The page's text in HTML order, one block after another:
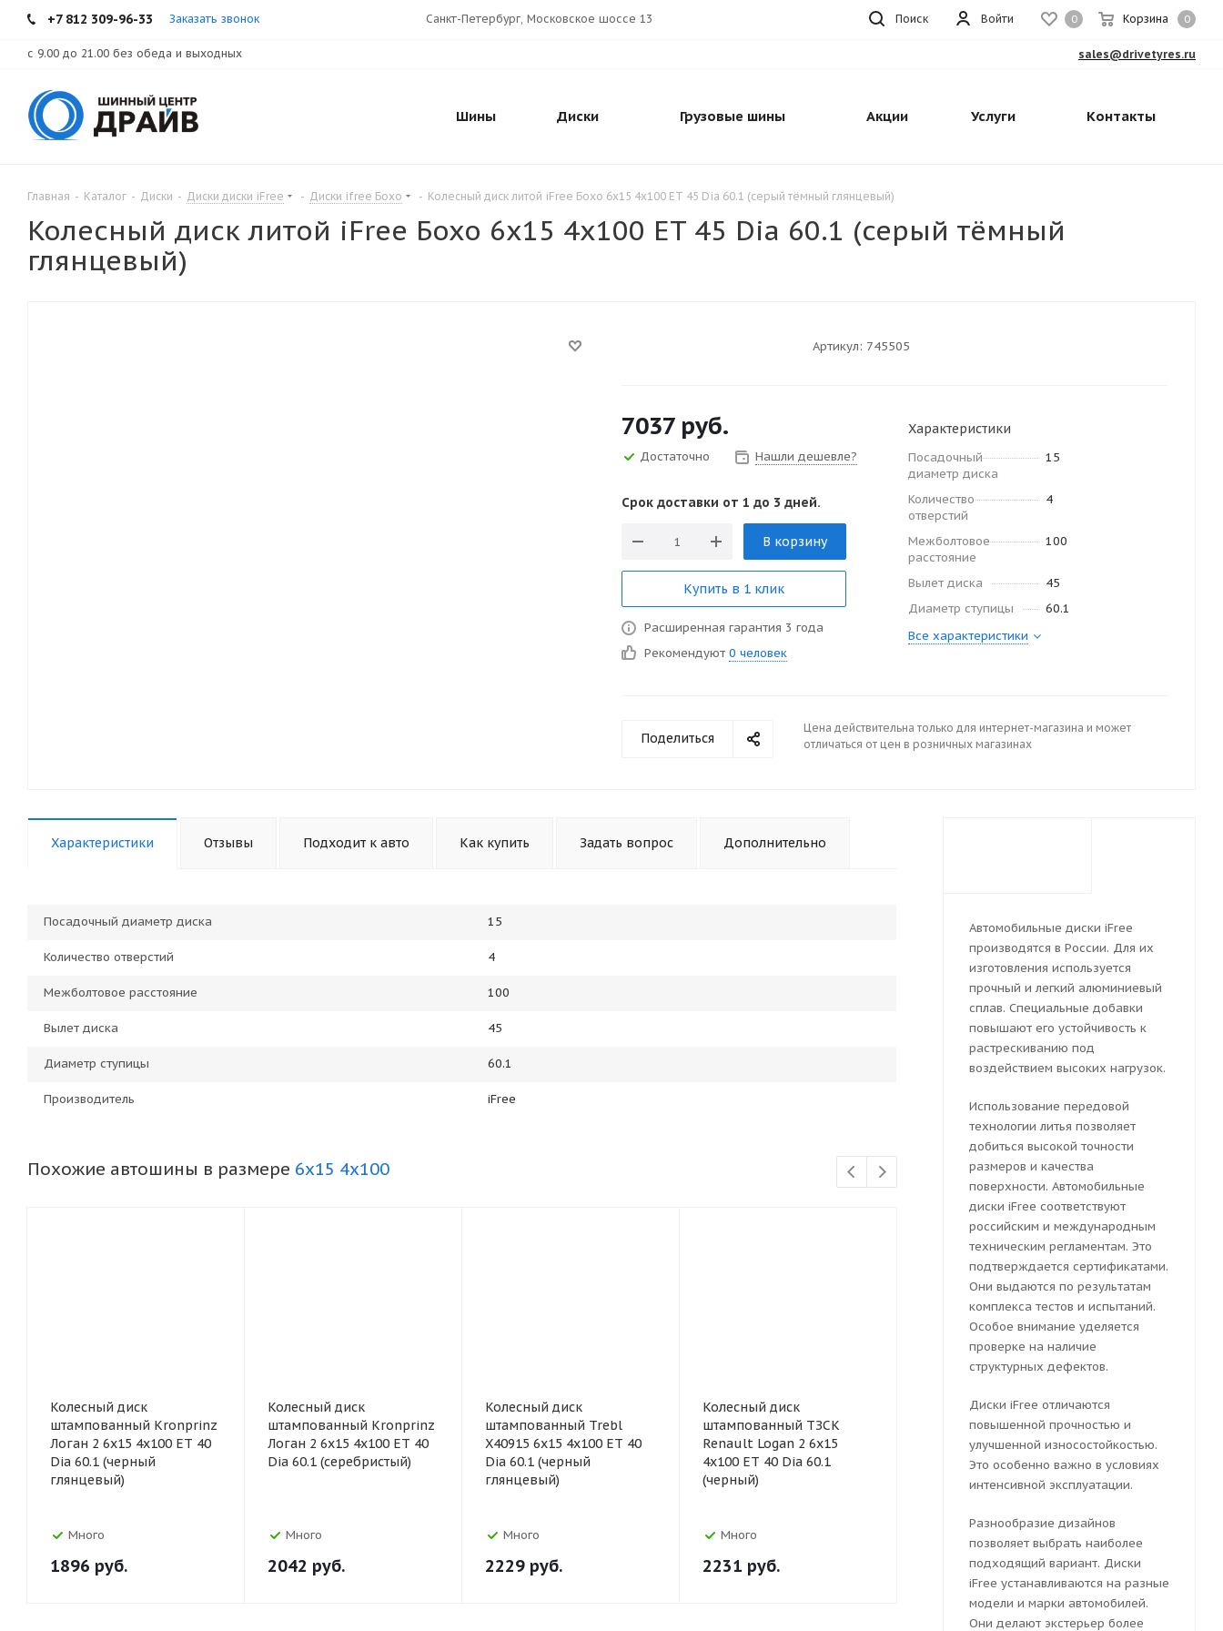
+7 812 309-96-33 Заказать звонок 0 Корзина 0
Войти
Санкт-Петербург, Московское шоссе 13 Поиск
с 9.00 до 21.00 без обеда и выходных sales@drivetyres.ru
Шины Диски Грузовые шины Акции Услуги Контакты
Главная - Каталог - Диски - Диски диски iFree - Диски ifree Бохо - Колесный диск литой iFree Бохо 6x15 4x100 ET 45 Dia 60.1 (серый тёмный глянцевый)
Колесный диск литой iFree Бохо 6x15 4x100 ET 45 Dia 60.1 (серый тёмный
глянцевый)
Артикул: 745505
7037руб.
Достаточно Нашли дешевле?
Срок доставки от 1 до 3 дней.
В корзину
Купить в 1 клик
Расширенная гарантия 3 года
Рекомендуют 0 человек
Характеристики
Посадочный
диаметр диска
15
Количество
отверстий
4
Межболтовое
расстояние
100
Вылет диска
45
Диаметр ступицы
60.1
Все характеристики
Поделиться
Цена действительна только для интернет-магазина и может
отличаться от цен в розничных магазинах
Характеристики Отзывы Подходит к авто Как купить Задать вопрос Дополнительно
Посадочный диаметр диска 15
Количество отверстий 4
Межболтовое расстояние 100
Вылет диска 45
Диаметр ступицы 60.1
Производитель iFree
Похожие автошины в размере 6x15 4x100
Колесный диск
штампованный Kronprinz
Логан 2 6x15 4x100 ET 40
Dia 60.1 (черный
глянцевый)
Много
1896 руб.
Колесный диск
штампованный Kronprinz
Логан 2 6x15 4x100 ET 40
Dia 60.1 (серебристый)
Много
2042 руб.
Колесный диск
штампованный Trebl
X40915 6x15 4x100 ET 40
Dia 60.1 (черный
глянцевый)
Много
2229 руб.
Колесный диск
штампованный ТЗСК
Renault Logan 2 6x15
4x100 ET 40 Dia 60.1
(черный)
Много
2231 руб.
Колесный диск
штампованный Magnetto
15009 6x15 4x100 ET 50
Dia 60.1 (черный
глянцевый)
руб.
Largus 6x15
Dia 60.1
2275
Автомобильные диски iFree
производятся в России. Для их
изготовления используется
прочный и легкий алюминиевый
сплав. Специальные добавки
повышают его устойчивость к
растрескиванию под
воздействием высоких нагрузок.
Использование передовой
технологии литья позволяет
добиться высокой точности
размеров и качества
поверхности. Автомобильные
диски iFree соответствуют
российским и международным
техническим регламентам. Это
подтверждается сертификатами.
Они выдаются по результатам
комплекса тестов и испытаний.
Особое внимание уделяется
проверке на наличие
структурных дефектов.
Диски iFree отличаются
повышенной прочностью и
улучшенной износостойкостью.
Это особенно важно в условиях
интенсивной эксплуатации.
Разнообразие дизайнов
позволяет выбрать наиболее
подходящий вариант. Диски
iFree устанавливаются на разные
модели и марки автомобилей.
Они делают экстерьер более